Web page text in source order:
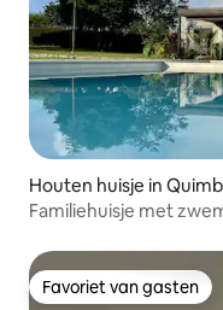
Houten huisje in
Familiehuisje met
Favoriet van gasten
Favoriet van gasten